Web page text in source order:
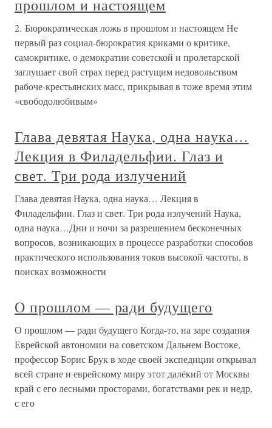
прошлом и настоящем
2. Бюрократическая ложь в прошлом и настоящем Не
первый раз социал-бюрократия криками о критике,
самокритике, о демократии советской и пролетарской
заглушает свой страх перед растущим недовольством
рабоче-крестьянских масс, прикрывая в тоже время этим
«свободолюбивым»
Глава девятая Наука, одна наука…
Лекция в Филадельфии. Глаз и
свет. Три рода излучений
Глава девятая Наука, одна наука… Лекция в
Филадельфии. Глаз и свет. Три рода излучений Наука,
одна наука…Дни и ночи за разрешением бесконечных
вопросов, возникающих в процессе разработки способов
практического использования токов высокой частоты, в
поисках возможности
О прошлом — ради будущего
О прошлом — ради будущего Когда-то, на заре создания
Еврейской автономии на советском Дальнем Востоке,
профессор Борис Брук в ходе своей экспедиции открывал
всей стране и еврейскому миру этот далёкий от Москвы
край с его лесными просторами, богатствами рек и недр,
с его